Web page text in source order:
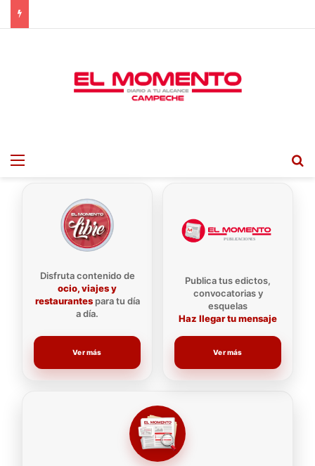
Menu
Disfruta contenido de
ocio, viajes y
restaurantespara tu día
a día.
Ver más
Publica tus edictos,
convocatorias y
esquelas
Haz llegar tu mensaje
Ver más